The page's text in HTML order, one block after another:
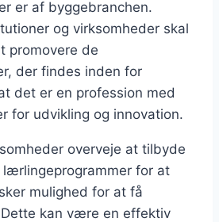
er af byggebranchen.
og virksomheder skal
promovere de
der findes inden for
det er en profession med
for udvikling og innovation.
overveje at tilbyde
lærlingeprogrammer for at
mulighed for at få
kan være en effektiv